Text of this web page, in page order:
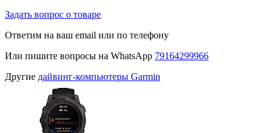
Задать вопрос о товаре
Ответим на ваш email или по телефону
Или пишите вопросы на WhatsApp 79164299966
Другие дайвинг-компьютеры Garmin